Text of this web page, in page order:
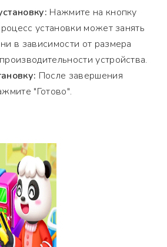
Нажмите на кнопку
установки может занять
в зависимости от размера
устройства.
После завершения
"Готово".